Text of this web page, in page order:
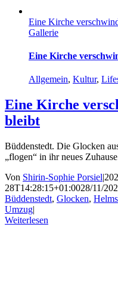
Eine Kirche
Gallerie
Eine Kirche
Allgemein, Kultur,
Eine Kirche
bleibt
Büddenstedt. Die Glocken
„flogen“ in ihr neues
Von Shirin-Sophie Porsiel|
28T14:28:15+01:0028/11/
Büddenstedt, Glocken,
Umzug|
Weiterlesen